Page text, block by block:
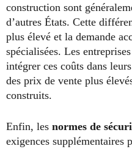
construction sont
d’autres États. Cette
plus élevé et la demande
spécialisées. Les
intégrer ces coûts dans
des prix de vente plus
construits.
Enfin, les normes de
exigences supplémentaires